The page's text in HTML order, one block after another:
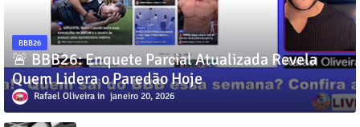
BBB26
🚨 BBB26: Enquete Parcial Atualizada Revela
Quem Lidera o Paredão Hoje
Rafael Oliveira janeiro 20, 2026